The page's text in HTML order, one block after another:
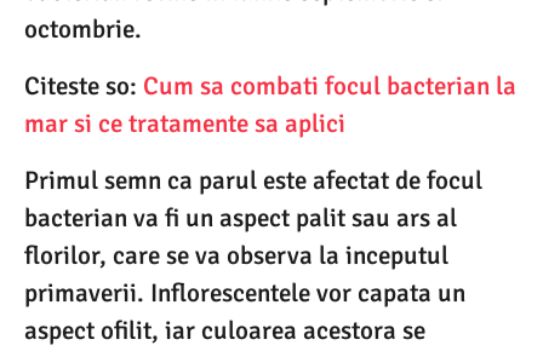
octombrie.
Citeste so: Cum sa combati focul bacterian la
mar si ce tratamente sa aplici
Primul semn ca parul este afectat de focul
bacterian va fi un aspect palit sau ars al
florilor, care se va observa la inceputul
primaverii. Inflorescentele vor capata un
aspect ofilit, iar culoarea acestora se